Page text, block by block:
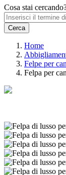
Cosa stai
Home
Felpe per
Felpa per